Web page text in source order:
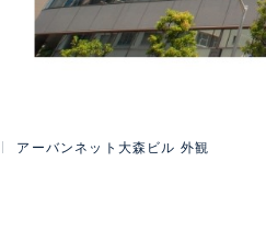
アーバンネット大森ビル 外観